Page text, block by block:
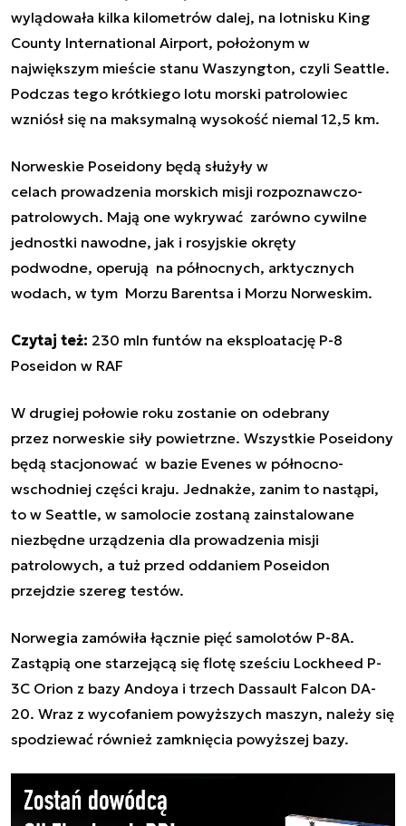
wylądowała kilka kilometrów dalej, na lotnisku King
County International Airport, położonym w
największym mieście stanu Waszyngton, czyli Seattle.
Podczas tego krótkiego lotu morski patrolowiec
wzniósł się na maksymalną wysokość niemal 12,5 km.
Norweskie Poseidony będą służyły w
celach prowadzenia morskich misji rozpoznawczo-
patrolowych. Mają one wykrywać zarówno cywilne
jednostki nawodne, jak i rosyjskie okręty
podwodne, operują na północnych, arktycznych
wodach, w tym Morzu Barentsa i Morzu Norweskim.
Czytaj też: 230 mln funtów na eksploatację P-8
Poseidon w RAF
W drugiej połowie roku zostanie on odebrany
przez norweskie siły powietrzne. Wszystkie Poseidony
będą stacjonować w bazie Evenes w północno-
wschodniej części kraju. Jednakże, zanim to nastąpi,
to w Seattle, w samolocie zostaną zainstalowane
niezbędne urządzenia dla prowadzenia misji
patrolowych, a tuż przed oddaniem Poseidon
przejdzie szereg testów.
Norwegia zamówiła łącznie pięć samolotów P-8A.
Zastąpią one starzejącą się flotę sześciu Lockheed P-
3C Orion z bazy Andoya i trzech Dassault Falcon DA-
20. Wraz z wycofaniem powyższych maszyn, należy się
spodziewać również zamknięcia powyższej bazy.